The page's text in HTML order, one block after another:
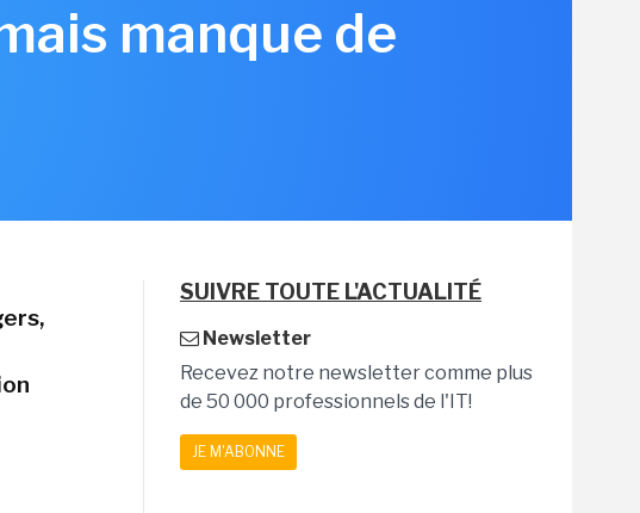
manque de
SUIVRE TOUTE L'ACTUALITÉ
Newsletter
Recevez notre newsletter comme plus
de 50 000 professionnels de l'IT!
JE M'ABONNE